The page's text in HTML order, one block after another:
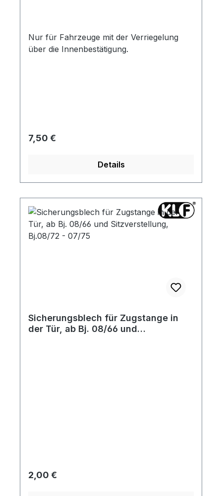
Nur für Fahrzeuge mit der Verriegelung
über die Innenbestätigung.
Regulärer Preis:
7,50 €
Details
Sicherungsblech für Zugstange in
der Tür, ab Bj. 08/66 und
Regulärer Preis:
2,00 €